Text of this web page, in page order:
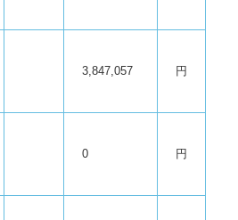
3,847,057 円
0 円